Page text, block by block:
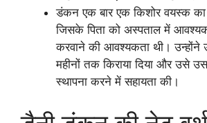
डंकन एक बार एक किशोर वयस्क का
जिसके पिता को अस्पताल में
करवाने की आवश्यकता थी। उन्होंने
महीनों तक किराया दिया और उसे
स्थापना करने में सहायता की।